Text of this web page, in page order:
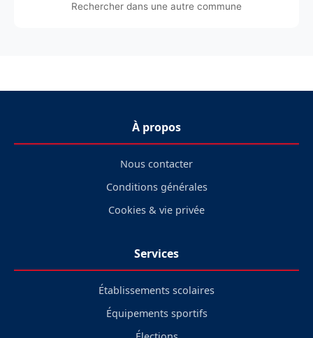
Rechercher dans une autre commune
À propos
Nous contacter
Conditions générales
Cookies & vie privée
Services
Établissements scolaires
Équipements sportifs